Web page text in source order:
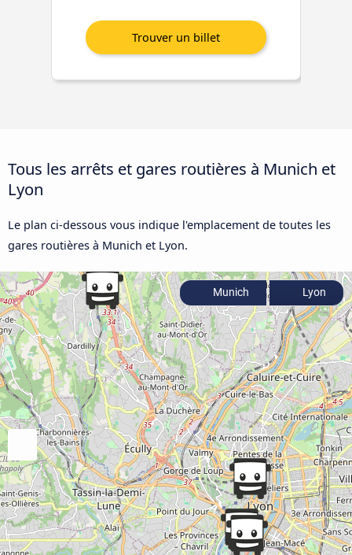
Tous les arrêts et gares routières à Munich et
Lyon
Le plan ci-dessous vous indique l'emplacement de toutes les
gares routières à Munich et Lyon.
Munich Lyon